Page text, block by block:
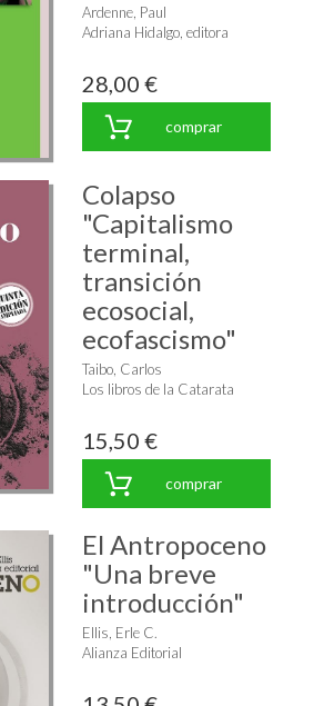
Ardenne, Paul
Adriana Hidalgo, editora
28,00 €
comprar
Colapso
"Capitalismo
terminal,
transición
ecosocial,
ecofascismo"
Taibo, Carlos
Los libros de la Catarata
15,50 €
comprar
El Antropoceno
"Una breve
introducción"
Ellis, Erle C.
Alianza Editorial